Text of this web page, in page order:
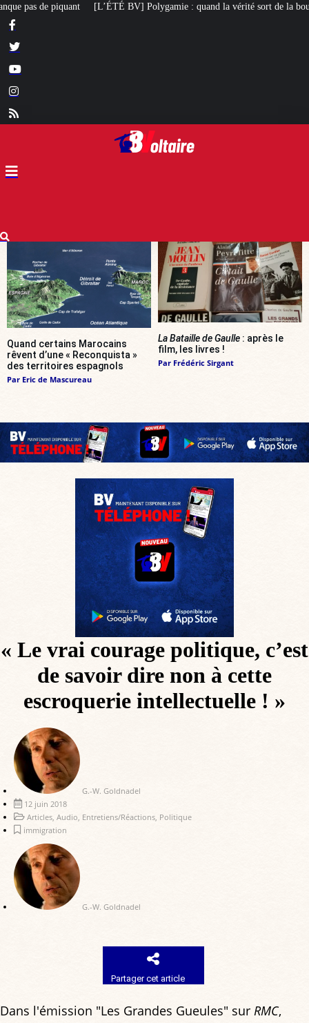
: quand la vérité sort de la bouche d’une militante LFI Arcom :
Quand certains Marocains
rêvent d’une « Reconquista »
des territoires espagnols
Par Eric de Mascureau
La Bataille de Gaulle : après le
film, les livres !
Par Frédéric Sirgant
« Le vrai courage politique, c’est
de savoir dire non à cette
escroquerie intellectuelle ! »
G.-W. Goldnadel
12 juin 2018
Articles Audio Entretiens/Réactions Politique
immigration
G.-W. Goldnadel
Partager cet article
Dans l'émission "Les Grandes Gueules" sur RMC,